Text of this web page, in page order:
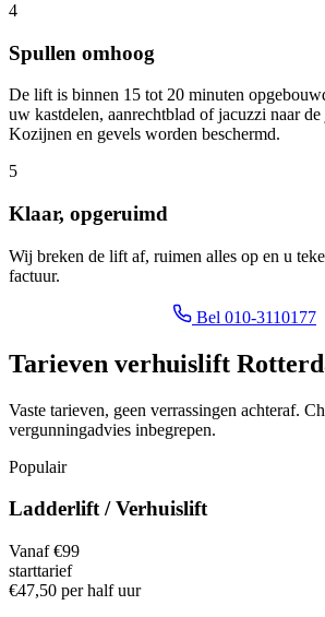
4
Spullen omhoog
De lift is binnen 15 tot 20 minuten
uw kastdelen, aanrechtblad of jacuzzi naar
Kozijnen en gevels worden beschermd.
5
Klaar, opgeruimd
Wij breken de lift af, ruimen alles op en u
factuur.
Bel 010-3110177
Tarieven verhuislift
Vaste tarieven, geen verrassingen achteraf.
vergunningadvies inbegrepen.
Populair
Ladderlift / Verhuislift
Vanaf €99
starttarief
€47,50 per half uur